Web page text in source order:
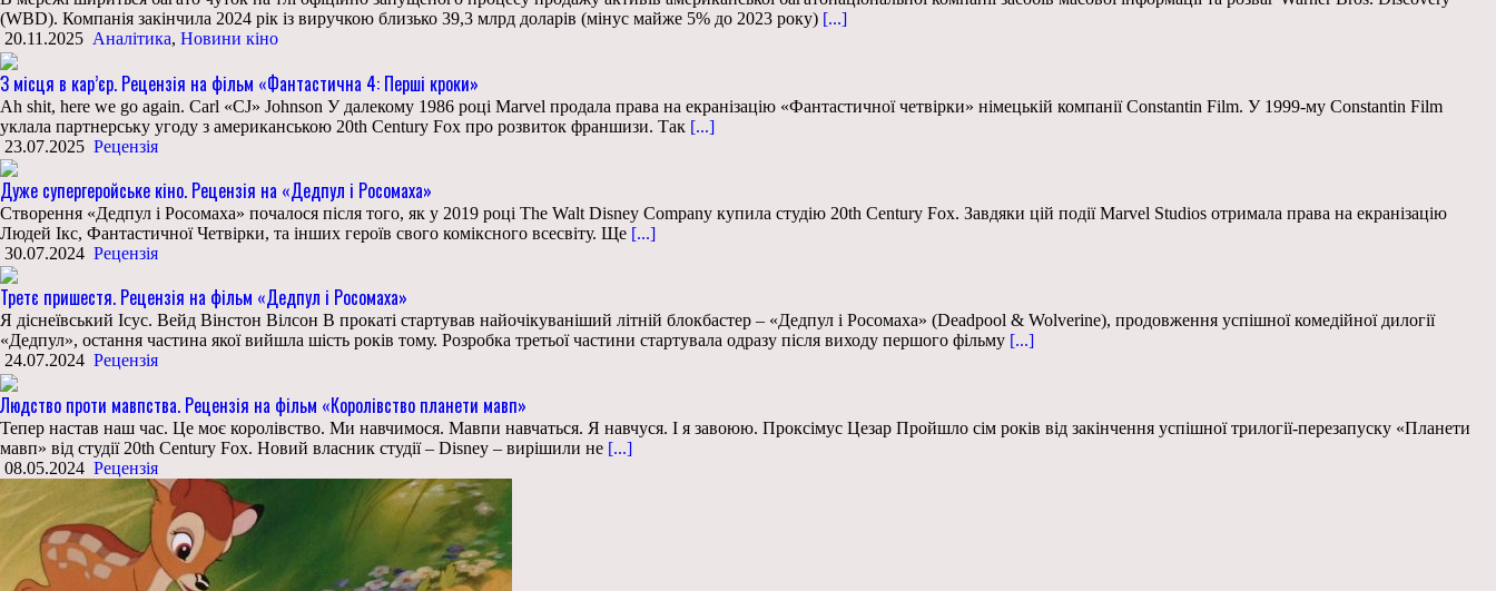
(WBD). Компанія закінчила 2024 рік із виручкою близько 39,3 млрд доларів (мінус майже 5% до 2023 року) [...]
20.11.2025 Аналітика, Новини кіно
З місця в кар’єр. Рецензія на фільм «Фантастична 4: Перші кроки»
Ah shit, here we go again. Carl «CJ» Johnson У далекому 1986 році Marvel продала права на екранізацію «Фантастичної четвірки» німецькій компанії Constantin Film. У 1999-му Constantin Film
уклала партнерську угоду з американською 20th Century Fox про розвиток франшизи. Так [...]
23.07.2025 Рецензія
Дуже супергеройське кіно. Рецензія на «Дедпул і Росомаха»
Створення «Дедпул і Росомаха» почалося після того, як у 2019 році The Walt Disney Company купила студію 20th Century Fox. Завдяки цій події Marvel Studios отримала права на екранізацію
Людей Ікс, Фантастичної Четвірки, та інших героїв свого коміксного всесвіту. Ще [...]
30.07.2024 Рецензія
Третє пришестя. Рецензія на фільм «Дедпул і Росомаха»
Я діснеївський Ісус. Вейд Вінстон Вілсон В прокаті стартував найочікуваніший літній блокбастер – «Дедпул і Росомаха» (Deadpool & Wolverine), продовження успішної комедійної дилогії
«Дедпул», остання частина якої вийшла шість років тому. Розробка третьої частини стартувала одразу після виходу першого фільму [...]
24.07.2024 Рецензія
Людство проти мавпства. Рецензія на фільм «Королівство планети мавп»
Тепер настав наш час. Це моє королівство. Ми навчимося. Мавпи навчаться. Я навчуся. І я завоюю. Проксімус Цезар Пройшло сім років від закінчення успішної трилогії-перезапуску «Планети
мавп» від студії 20th Century Fox. Новий власник студії – Disney – вирішили не [...]
08.05.2024 Рецензія